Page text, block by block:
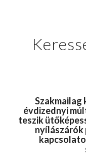
Szakmailag
évdizednyi
teszik
nyílászárók